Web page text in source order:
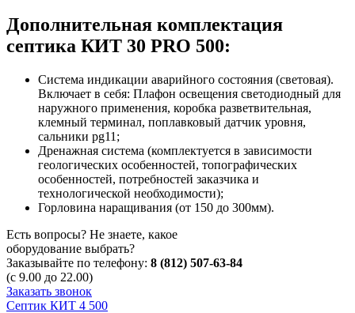
Дополнительная комплектация
септика КИТ 30 PRO 500:
Система индикации аварийного состояния (световая).
Включает в себя: Плафон освещения светодиодный для
наружного применения, коробка разветвительная,
клемный терминал, поплавковый датчик уровня,
сальники pg11;
Дренажная система (комплектуется в зависимости
геологических особенностей, топографических
особенностей, потребностей заказчика и
технологической необходимости);
Горловина наращивания (от 150 до 300мм).
Есть вопросы? Не знаете, какое
оборудование выбрать?
Заказывайте по телефону: 8 (812) 507-63-84
(с 9.00 до 22.00)
Заказать звонок
Септик КИТ 4 500